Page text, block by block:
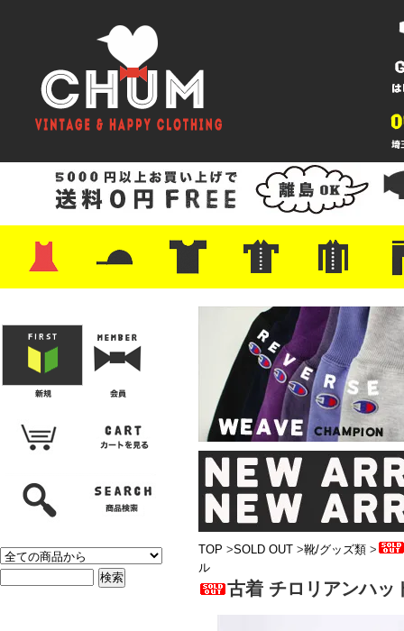
・レザーシューズ/スニーカー
・プリントTシャツ
・バンド/ツアー
・キャラクター
・Nike/adidas/スポーツ
・チャンピオン
・サーフ/スケート
・ボーダー/総柄/無地
・フットボール/リンガー
・タンクトップ/NBA・ポロシャツ
・半袖シャツ
・アロハ/サーフ/ボーリング
・ラルフ/ブランド
・無地/チェック/ストラ
・ワーク/ミリタリー/ウ
・ネル/ウール ・ショ
・アウ
・ジー
・
・ミリ
・コー
・コッ
・オー
・ジャ
ン
TOP >SOLD OUT >靴/グッズ類 >
ル
古着 チロリアンハッ